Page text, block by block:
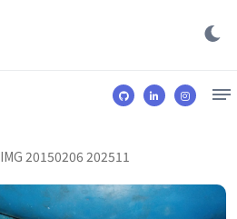
IMG 20150206 202511